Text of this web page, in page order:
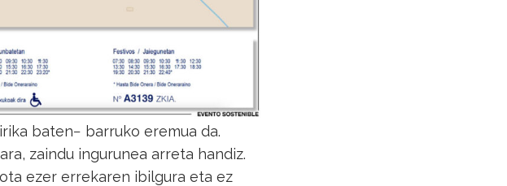
baten− barruko eremua da.
zaindu ingurunea arreta handiz.
ezer errekaren ibilgura eta ez